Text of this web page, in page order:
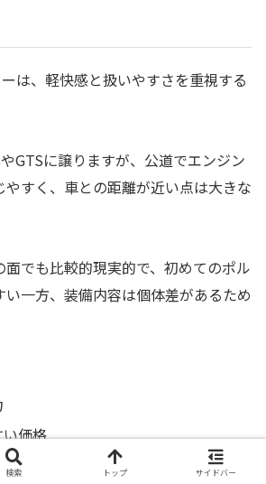
は、軽快感と扱いやすさを重視する
GTSに譲りますが、公道でエンジン
すく、車との距離が近い点は大きな
でも比較的現実的で、初めてのポル
い一方、装備内容は個体差があるため
価格
検索 トップ サイドバー